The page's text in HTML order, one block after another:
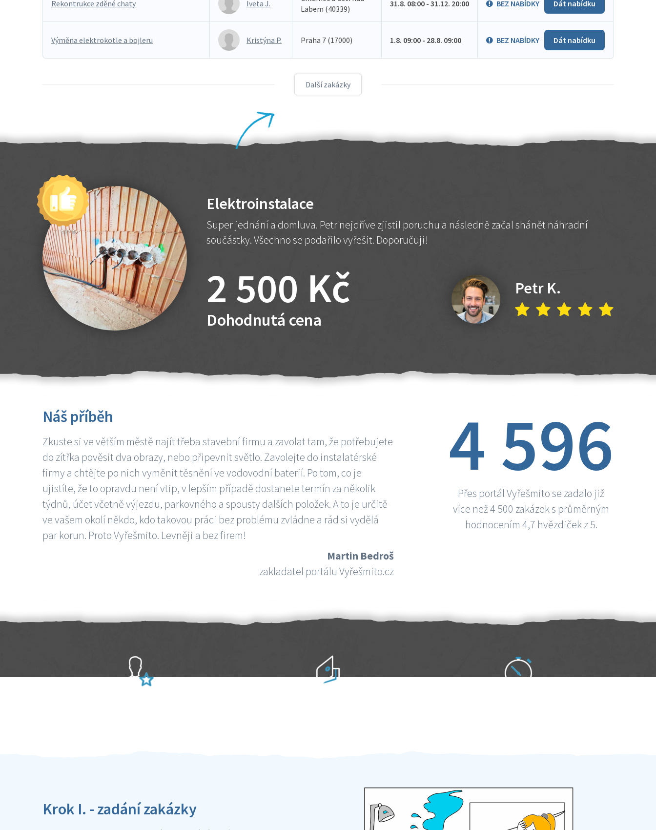
Rekontrukce zděné chaty Iveta J.
Labem (40339)
31.8. 08:00 - 31.12. 20:00 BEZ NABÍDKY Dát nabídku
Výměna elektrokotle a bojleru Kristýna P. Praha 7 (17000) 1.8. 09:00 - 28.8. 09:00 BEZ NABÍDKY Dát nabídku
Další zakázky
Elektroinstalace
Super jednání a domluva. Petr nejdříve zjistil poruchu a následně začal shánět náhradní
součástky. Všechno se podařilo vyřešit. Doporučuji!
2 500 Kč
Dohodnutá cena
Petr K.
Náš příběh
Zkuste si ve větším městě najít třeba stavební firmu a zavolat tam, že potřebujete
do zítřka pověsit dva obrazy, nebo připevnit světlo. Zavolejte do instalatérské
firmy a chtějte po nich vyměnit těsnění ve vodovodní baterií. Po tom, co je
ujistíte, že to opravdu není vtip, v lepším případě dostanete termín za několik
týdnů, účet včetně výjezdu, parkovného a spousty dalších položek. A to je určitě
ve vašem okolí někdo, kdo takovou práci bez problému zvládne a rád si vydělá
par korun. Proto Vyřešmito. Levněji a bez firem!
Martin Bedroš
zakladatel portálu Vyřešmito.cz
4 596
Přes portál Vyřešmito se zadalo již
více než 4 500 zakázek s průměrným
hodnocením 4,7 hvězdiček z 5.
Krok I. - zadání zakázky